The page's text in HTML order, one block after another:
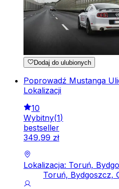
Dodaj do ulubionych
Poprowadź Mustanga
Lokalizacji
10
Wybitny(1)
bestseller
349,99 zł
Lokalizacja: Toruń,
Toruń, Bydgoszcz,